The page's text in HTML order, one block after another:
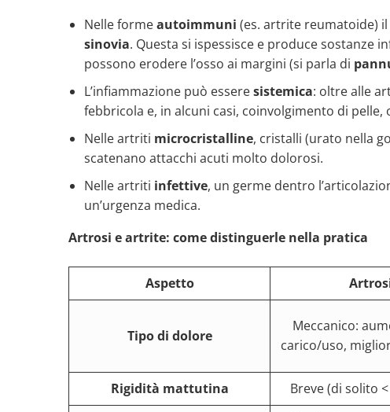
Nelle formeautoimmuni (es. artrite reumatoide)
sinovia. Questa si ispessisce e produce sostanze
possono erodere l’osso ai margini (si parla di
L’infiammazione può esseresistemica: oltre alle
febbricola e, in alcuni casi, coinvolgimento di pelle,
Nelle artriti microcristalline, cristalli (urato nella
scatenano attacchi acuti molto dolorosi.
Nelle artriti infettive, un germe dentro
un’urgenza medica.
Artrosi e artrite: come distinguerle nella pratica
Aspetto
Tipo di dolore
Meccanico:
carico/uso,
Rigidità mattutina
Breve (di solito